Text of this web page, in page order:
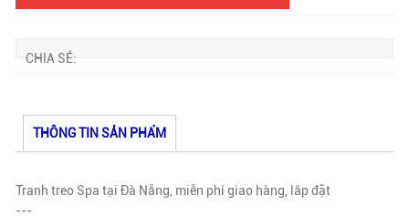
CHIA SẺ:
THÔNG TIN SẢN PHẨM
Tranh treo Spa tại Đà Nẵng, miễn phí giao hàng, lắp đặt
---